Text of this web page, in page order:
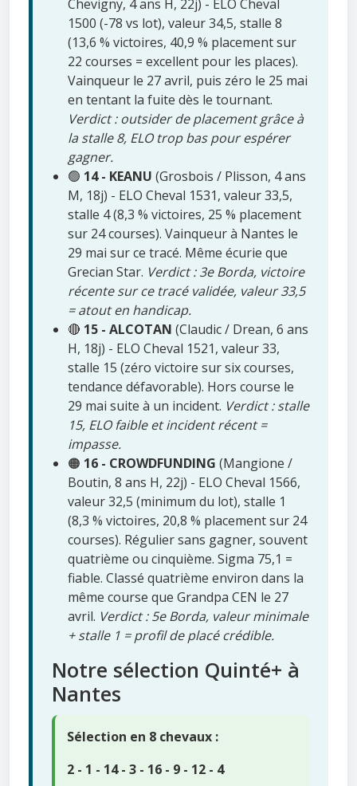
Chevigny, 4 ans H, 22j) - ELO Cheval
1500 (-78 vs lot), valeur 34,5, stalle 8
(13,6 % victoires, 40,9 % placement sur
22 courses = excellent pour les places).
Vainqueur le 27 avril, puis zéro le 25 mai
en tentant la fuite dès le tournant.
Verdict : outsider de placement grâce à
la stalle 8, ELO trop bas pour espérer
gagner.
🟢 14 - KEANU (Grosbois / Plisson, 4 ans
M, 18j) - ELO Cheval 1531, valeur 33,5,
stalle 4 (8,3 % victoires, 25 % placement
sur 24 courses). Vainqueur à Nantes le
29 mai sur ce tracé. Même écurie que
Grecian Star. Verdict : 3e Borda, victoire
récente sur ce tracé validée, valeur 33,5
= atout en handicap.
🔴 15 - ALCOTAN (Claudic / Drean, 6 ans
H, 18j) - ELO Cheval 1521, valeur 33,
stalle 15 (zéro victoire sur six courses,
tendance défavorable). Hors course le
29 mai suite à un incident. Verdict : stalle
15, ELO faible et incident récent =
impasse.
🟠 16 - CROWDFUNDING (Mangione /
Boutin, 8 ans H, 22j) - ELO Cheval 1566,
valeur 32,5 (minimum du lot), stalle 1
(8,3 % victoires, 20,8 % placement sur 24
courses). Régulier sans gagner, souvent
quatrième ou cinquième. Sigma 75,1 =
fiable. Classé quatrième environ dans la
même course que Grandpa CEN le 27
avril. Verdict : 5e Borda, valeur minimale
+ stalle 1 = profil de placé crédible.
Notre sélection Quinté+ à
Nantes
Sélection en 8 chevaux :
2 - 1 - 14 - 3 - 16 - 9 - 12 - 4